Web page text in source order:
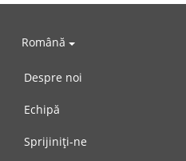
Română
Despre noi
Echipă
Sprijiniți-ne